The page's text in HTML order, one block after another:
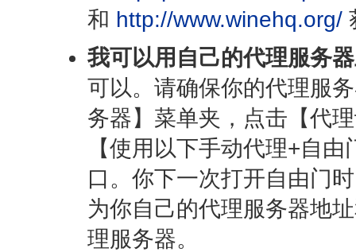
和 http://www.winehq.org/
我可以用自己的代理服务
可以。请确保你的代理服
务器】菜单夹，点击【代
【使用以下手动代理+自
口。你下一次打开自由门
为你自己的代理服务器地
理服务器。